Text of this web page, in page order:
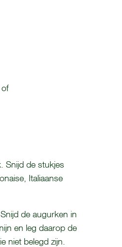
Snijd de stukjes
Italiaanse
de augurken in
en leg daarop de
niet belegd zijn.